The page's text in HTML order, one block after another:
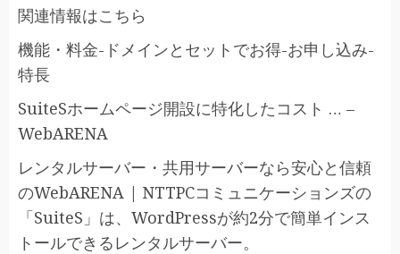
関連情報はこちら
機能・料金-ドメインとセットでお得-お申し込み-
特長
SuiteSホームページ開設に特化したコスト … –
WebARENA
レンタルサーバー・共用サーバーなら安心と信頼
のWebARENA | NTTPCコミュニケーションズの
「SuiteS」は、WordPressが約2分で簡単インス
トールできるレンタルサーバー。